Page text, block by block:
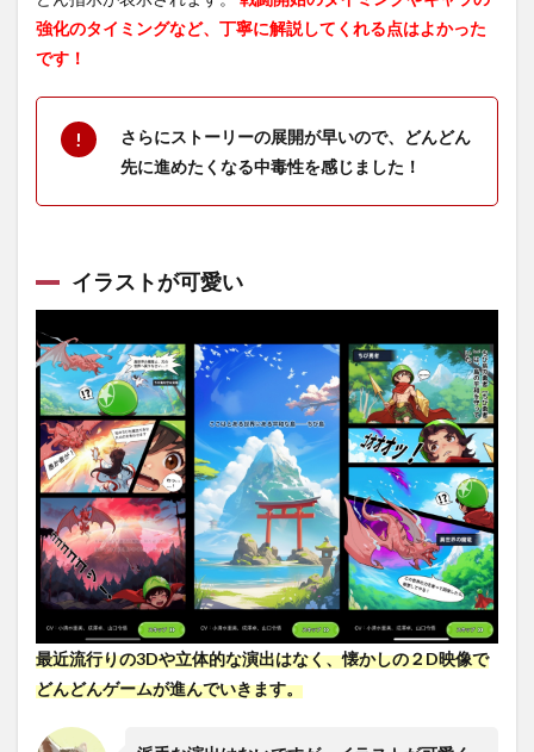
との
戦い
ビュ
ーま
とめ
強化のタイミングなど、丁寧に解説してくれる点はよかった
です！
さらにストーリーの展開が早いので、どんどん
先に進めたくなる中毒性を感じました！
イラストが可愛い
最近流行りの3Dや立体的な演出はなく、懐かしの２D映像で
どんどんゲームが進んでいきます。